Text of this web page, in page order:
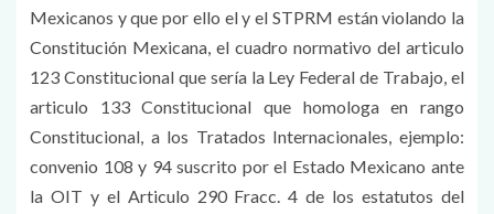
Mexicanos y que por ello el y el STPRM están violando la
Constitución Mexicana, el cuadro normativo del articulo
123 Constitucional que sería la Ley Federal de Trabajo, el
articulo 133 Constitucional que homologa en rango
Constitucional, a los Tratados Internacionales, ejemplo:
convenio 108 y 94 suscrito por el Estado Mexicano ante
la OIT y el Articulo 290 Fracc. 4 de los estatutos del